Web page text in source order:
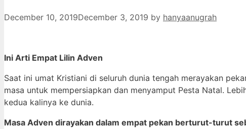
December 10, 2019December 3, 2019 by hanyaanugrah
Ini Arti Empat Lilin Adven
Saat ini umat Kristiani di seluruh dunia tengah merayakan
masa untuk mempersiapkan dan menyamput Pesta Natal.
kedua kalinya ke dunia.
Masa Adven dirayakan dalam empat pekan berturut-turut